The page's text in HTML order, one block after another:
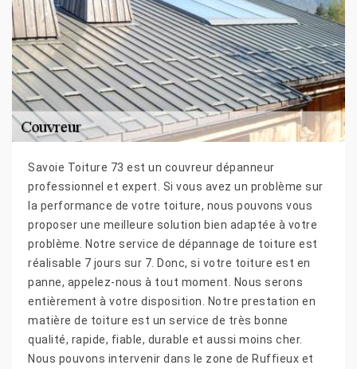
Savoie Toiture 73 est un couvreur dépanneur
professionnel et expert. Si vous avez un problème sur
la performance de votre toiture, nous pouvons vous
proposer une meilleure solution bien adaptée à votre
problème. Notre service de dépannage de toiture est
réalisable 7 jours sur 7. Donc, si votre toiture est en
panne, appelez-nous à tout moment. Nous serons
entièrement à votre disposition. Notre prestation en
matière de toiture est un service de très bonne
qualité, rapide, fiable, durable et aussi moins cher.
Nous pouvons intervenir dans le zone de Ruffieux et